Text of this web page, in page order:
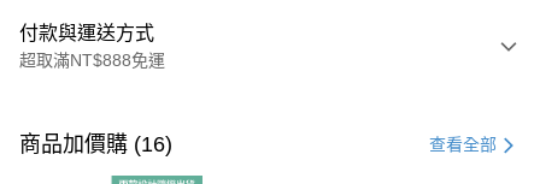
付款與運送方式
超取滿NT$888免運
信用卡一次付款
商品加價購 (16) 查看全部